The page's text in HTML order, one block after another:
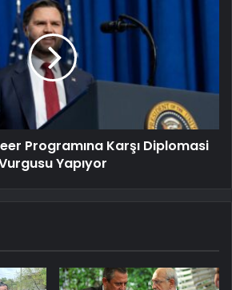
Programına Karşı Diplomasi
Yapıyor